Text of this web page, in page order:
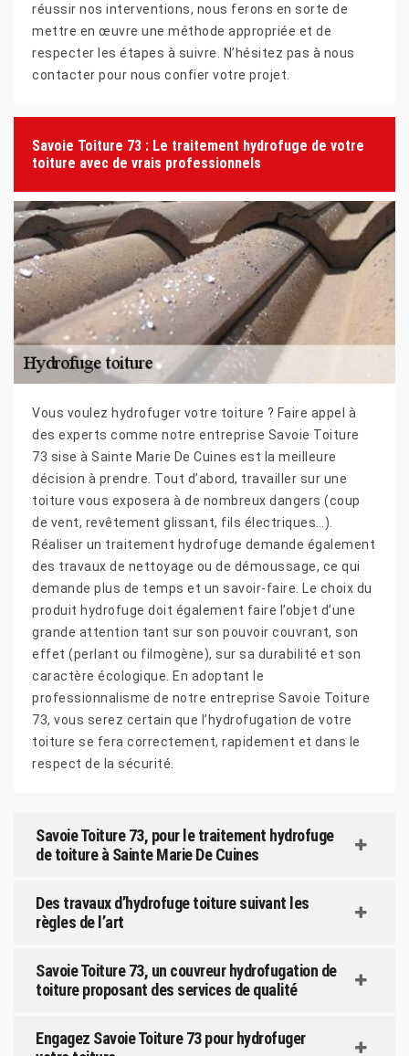
réussir nos interventions, nous ferons en sorte de
mettre en œuvre une méthode appropriée et de
respecter les étapes à suivre. N’hésitez pas à nous
contacter pour nous confier votre projet.
Savoie Toiture 73 : Le traitement hydrofuge de votre
toiture avec de vrais professionnels
Vous voulez hydrofuger votre toiture ? Faire appel à
des experts comme notre entreprise Savoie Toiture
73 sise à Sainte Marie De Cuines est la meilleure
décision à prendre. Tout d’abord, travailler sur une
toiture vous exposera à de nombreux dangers (coup
de vent, revêtement glissant, fils électriques…).
Réaliser un traitement hydrofuge demande également
des travaux de nettoyage ou de démoussage, ce qui
demande plus de temps et un savoir-faire. Le choix du
produit hydrofuge doit également faire l’objet d’une
grande attention tant sur son pouvoir couvrant, son
effet (perlant ou filmogène), sur sa durabilité et son
caractère écologique. En adoptant le
professionnalisme de notre entreprise Savoie Toiture
73, vous serez certain que l’hydrofugation de votre
toiture se fera correctement, rapidement et dans le
respect de la sécurité.
Savoie Toiture 73, pour le traitement hydrofuge
de toiture à Sainte Marie De Cuines
Des travaux d’hydrofuge toiture suivant les
règles de l’art
Savoie Toiture 73, un couvreur hydrofugation de
toiture proposant des services de qualité
Engagez Savoie Toiture 73 pour hydrofuger